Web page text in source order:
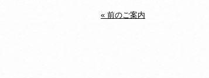
« 前のご案内